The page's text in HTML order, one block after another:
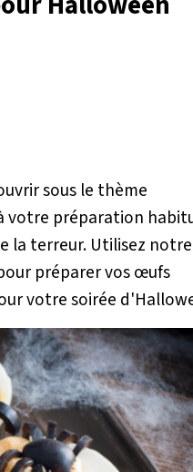
sous le thème
votre préparation
la terreur. Utilisez notre
préparer vos œufs
votre soirée